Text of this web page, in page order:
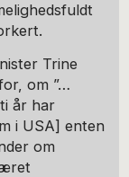
Trine
om ”…
år har
i USA] enten
om